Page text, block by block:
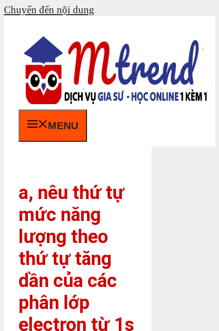
Chuyển đến nội dung
MENU
a, nêu thứ tự
mức năng
lượng theo
thứ tự tăng
dần của các
phân lớp
electron từ 1s